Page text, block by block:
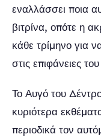
εναλλάσσει ποια
βιτρίνα, οπότε η
κάθε τρίμηνο για
στις επιφάνειες
Το Αυγό του
κυριότερα
περιοδικά τον